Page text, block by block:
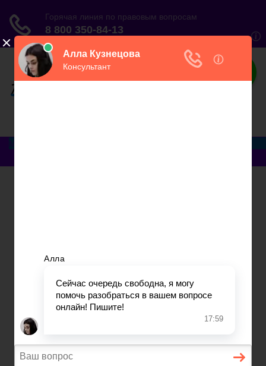
ЮристВзаконе
Заработная плата
Вопросы и ответы
Главная
Договорные отношения
Увольнение
Заработная плата
Вопросы и ответы